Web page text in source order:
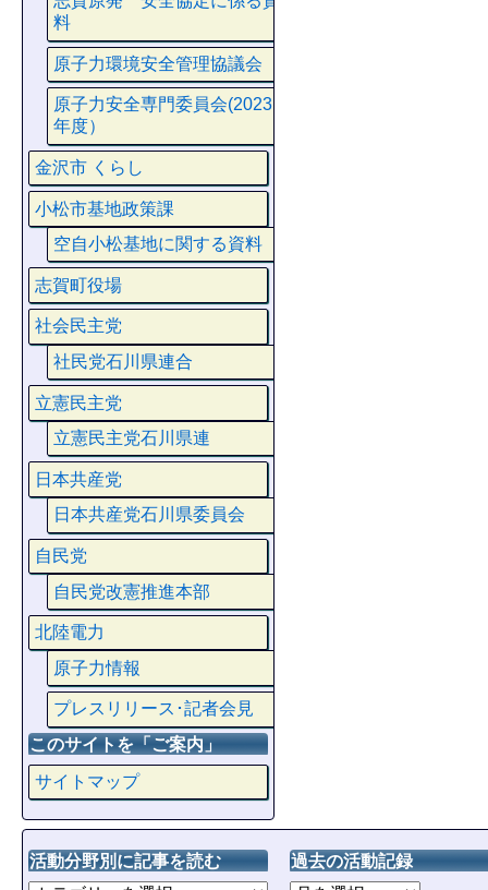
料
原子力環境安全管理協議会
原子力安全専門委員会(2023
年度）
金沢市 くらし
小松市基地政策課
空自小松基地に関する資料
志賀町役場
社会民主党
社民党石川県連合
立憲民主党
立憲民主党石川県連
日本共産党
日本共産党石川県委員会
自民党
自民党改憲推進本部
北陸電力
原子力情報
プレスリリース･記者会見
このサイトを「ご案内」
サイトマップ
活動分野別に記事を読む 過去の活動記録